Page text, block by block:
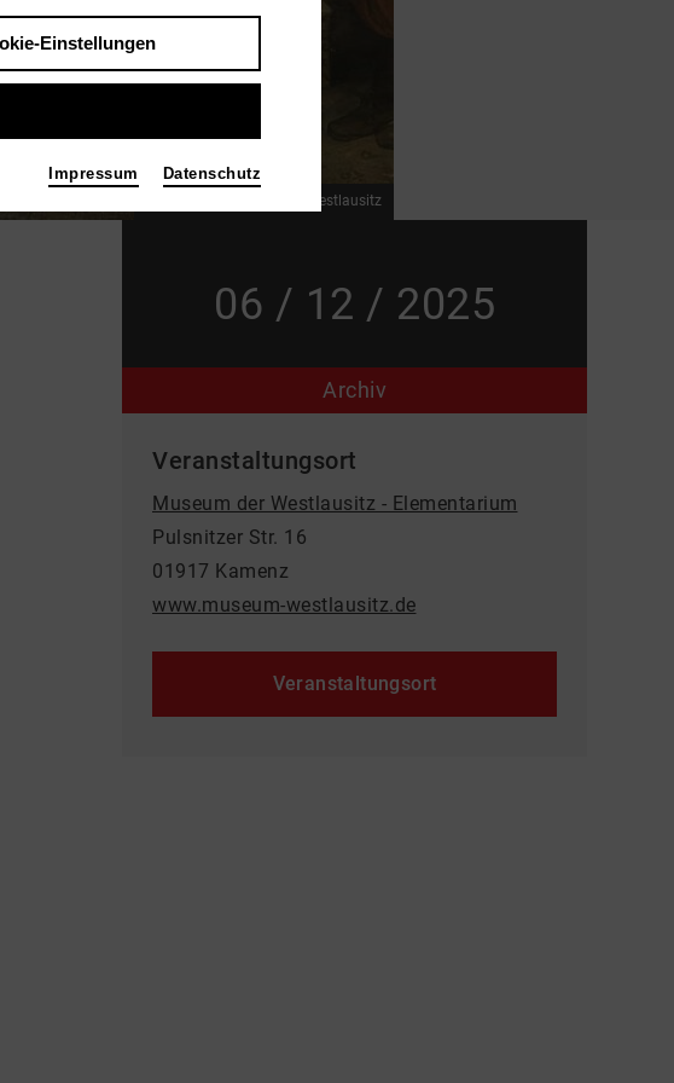
Bild 2025 / Museum der Westlausitz
06 / 12 / 2025
Archiv
Veranstaltungsort
Museum der Westlausitz - Elementarium
Pulsnitzer Str. 16
01917 Kamenz
www.museum-westlausitz.de
Veranstaltungsort
Einstellungen
Impressum Datenschutz